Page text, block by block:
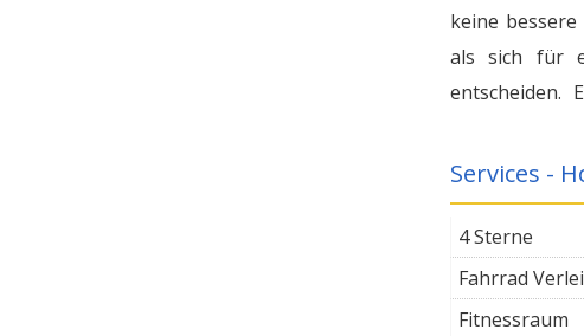
keine
als sich für
entscheiden.
Services -
4 Sterne
Fahrrad
Fitnessraum